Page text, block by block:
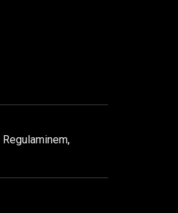
Regulaminem,